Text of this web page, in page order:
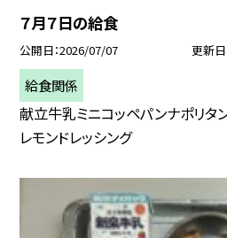
７月７日の給食
公開日 2026/07/07 更新日
給食関係
献立牛乳ミニコッペパンナポリタ
レモンドレッシング